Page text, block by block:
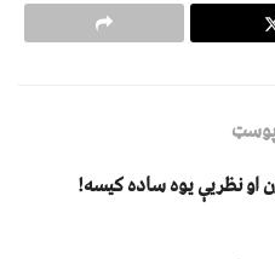
او نظریې یوه ساده کیسه!